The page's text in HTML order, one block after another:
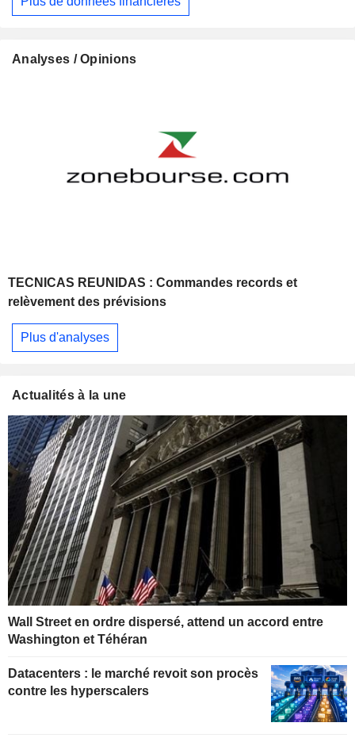
Analyses / Opinions
TECNICAS REUNIDAS : Commandes records et
relèvement des prévisions
Plus d'analyses
Actualités à la une
Wall Street en ordre dispersé, attend un accord entre
Washington et Téhéran
Datacenters : le marché revoit son procès
contre les hyperscalers